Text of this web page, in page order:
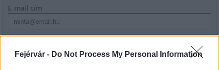
Fejérvár - Do Not Process My Personal Information
E-mail cím
szabályzatot!